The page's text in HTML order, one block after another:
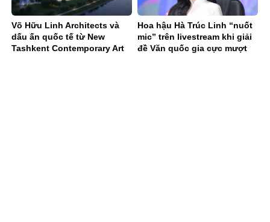
Võ Hữu Linh Architects và
dấu ấn quốc tế từ New
Tashkent Contemporary Art
Hoa hậu Hà Trúc Linh “nuốt
mic” trên livestream khi giải
đề Văn quốc gia cực mượt